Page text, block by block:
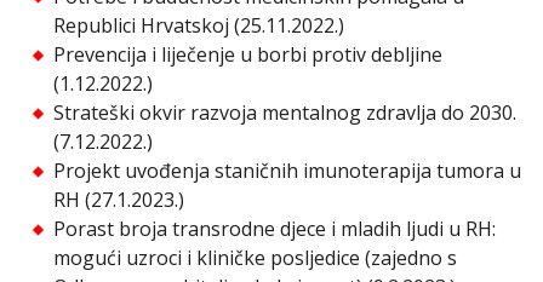
Republici Hrvatskoj (25.11.2022.)
Prevencija i liječenje u borbi protiv debljine
(1.12.2022.)
Strateški okvir razvoja mentalnog zdravlja do 2030.
(7.12.2022.)
Projekt uvođenja staničnih imunoterapija tumora u
RH (27.1.2023.)
Porast broja transrodne djece i mladih ljudi u RH:
mogući uzroci i kliničke posljedice (zajedno s